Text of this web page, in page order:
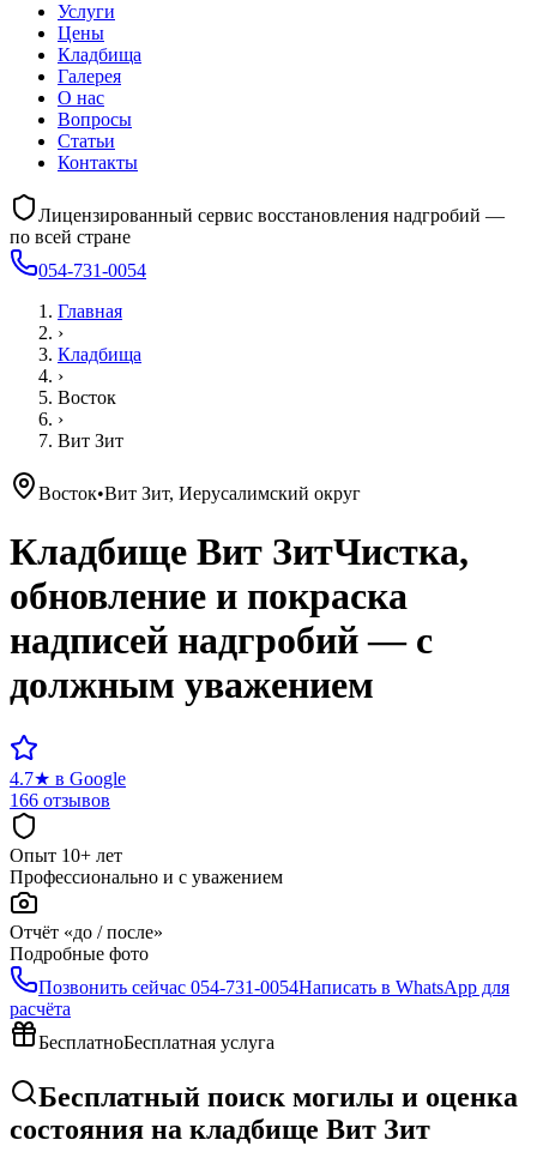
Услуги
Цены
Кладбища
Галерея
О нас
Вопросы
Статьи
Контакты
Лицензированный сервис восстановления надгробий —
по всей стране
054-731-0054
Главная
›
Кладбища
›
Восток
›
Вит Зит
Восток•Вит Зит, Иерусалимский округ
Кладбище Вит ЗитЧистка,
обновление и покраска
надписей надгробий — с
должным уважением
4.7★ в Google
166 отзывов
Опыт 10+ лет
Профессионально и с уважением
Отчёт «до / после»
Подробные фото
Позвонить сейчас 054-731-0054Написать в WhatsApp для
расчёта
БесплатноБесплатная услуга
Бесплатный поиск могилы и оценка
состояния на кладбище Вит Зит